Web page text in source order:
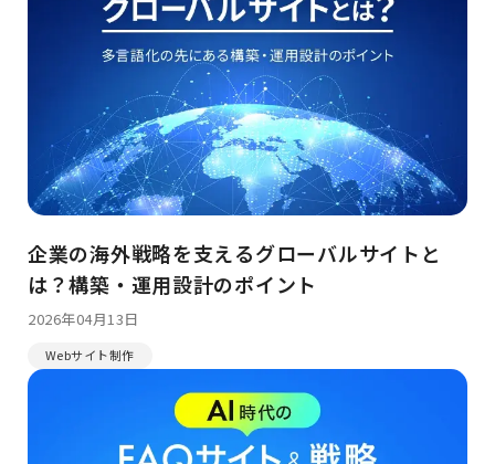
企業の海外戦略を支えるグローバルサイトと
は？構築・運用設計のポイント
2026年04月13日
Webサイト制作